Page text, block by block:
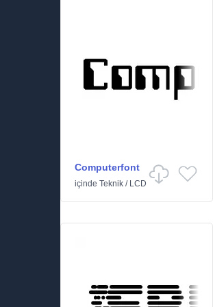
Computerfont
içinde Teknik / LCD